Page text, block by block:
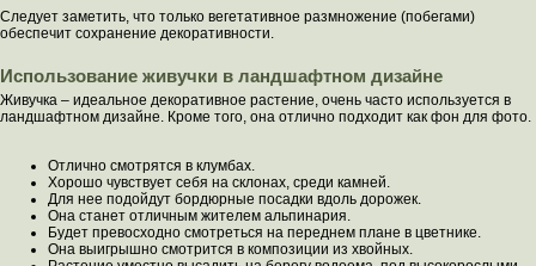
Следует заметить, что только вегетативное размножение (побегами)
обеспечит сохранение декоративности.
Использование живучки в ландшафтном дизайне
Живучка – идеальное декоративное растение, очень часто используется в
ландшафтном дизайне. Кроме того, она отлично подходит как фон для фото.
Отлично смотрятся в клумбах.
Хорошо чувствует себя на склонах, среди камней.
Для нее подойдут бордюрные посадки вдоль дорожек.
Она станет отличным жителем альпинария.
Будет превосходно смотреться на переднем плане в цветнике.
Она выигрышно смотрится в композиции из хвойных.